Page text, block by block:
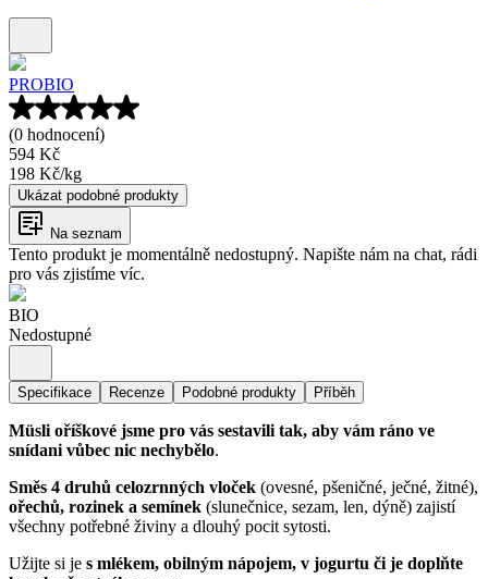
PROBIO
(0 hodnocení)
594 Kč
198 Kč/kg
Ukázat podobné produkty
Na seznam
Tento produkt je momentálně nedostupný. Napište nám na chat, rádi
pro vás zjistíme víc.
BIO
Nedostupné
Specifikace Recenze Podobné produkty Příběh
Müsli oříškové jsme pro vás sestavili tak, aby vám ráno ve
snídani vůbec nic nechybělo.
Směs 4 druhů celozrnných vloček (ovesné, pšeničné, ječné, žitné),
ořechů, rozinek a semínek (slunečnice, sezam, len, dýně) zajistí
všechny potřebné živiny a dlouhý pocit sytosti.
Užijte si je s mlékem, obilným nápojem, v jogurtu či je doplňte